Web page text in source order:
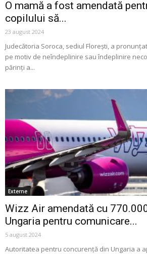
O mamă a fost amendată
copilului să...
23 august 2024
Judecătoria Soroca, sediul Florești, a
pe motiv de neîndeplinire sau îndeplinire
părinți a...
Externe
Wizz Air amendată cu
Ungaria pentru comunicare...
5 august 2024
Autoritatea pentru concurenţă din Ungaria a